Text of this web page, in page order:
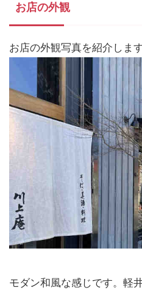
お店の外観
お店の外観写真を紹介します
モダン和風な感じです。軽